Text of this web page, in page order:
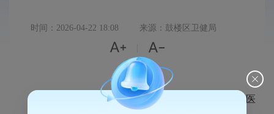
时间：2026-04-22 18:08 来源：鼓楼区卫健局
 
根据《医疗机构管理办法》第三十五条的规定，医